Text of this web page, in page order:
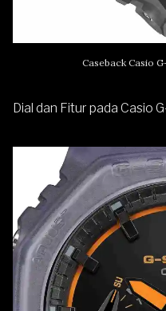
Caseback Casio
Dial dan Fitur pada Casio